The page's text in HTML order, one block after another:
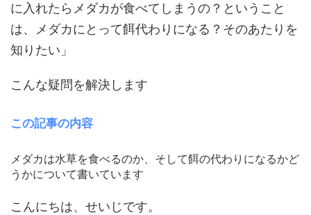
に入れたらメダカが食べてしまうの？ということ
は、メダカにとって餌代わりになる？そのあたりを
知りたい」
こんな疑問を解決します
この記事の内容
メダカは水草を食べるのか、そして餌の代わりになるかど
うかについて書いています
こんにちは、せいじです。